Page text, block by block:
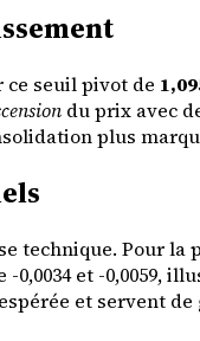
seuil pivot de
du prix avec
plus
technique. Pour
0,0034 et -
et servent